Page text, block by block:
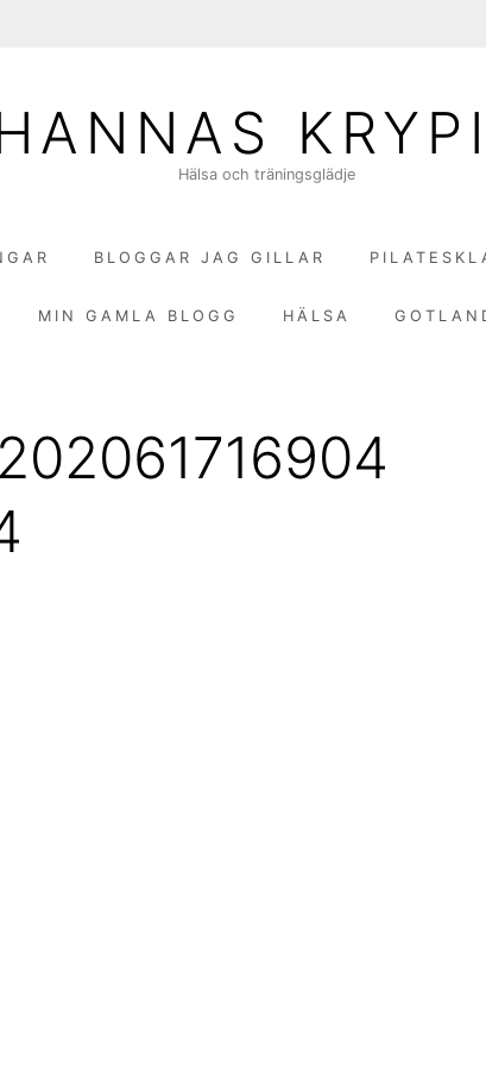
Hälsa och träningsglädje
BLOGGAR JAG GILLAR
MIN GAMLA BLOGG HÄLSA